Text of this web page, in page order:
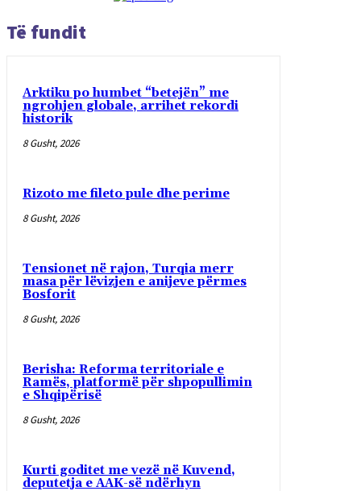
Të fundit
Arktiku po humbet “betejën” me
ngrohjen globale, arrihet rekordi
historik
8 Gusht, 2026
Rizoto me fileto pule dhe perime
8 Gusht, 2026
Tensionet në rajon, Turqia merr
masa për lëvizjen e anijeve përmes
Bosforit
8 Gusht, 2026
Berisha: Reforma territoriale e
Ramës, platformë për shpopullimin
e Shqipërisë
8 Gusht, 2026
Kurti goditet me vezë në Kuvend,
deputetja e AAK-së ndërhyn